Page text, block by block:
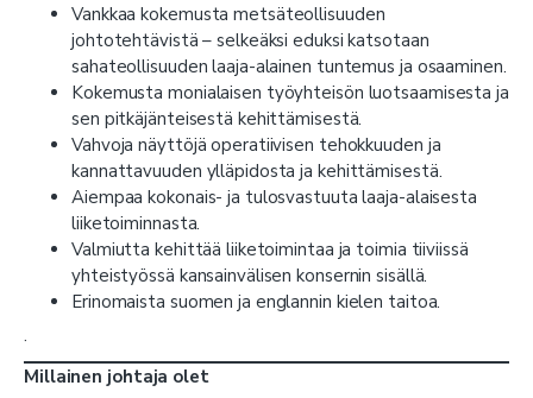
Vankkaa kokemusta metsäteollisuuden
johtotehtävistä – selkeäksi eduksi katsotaan
sahateollisuuden laaja-alainen tuntemus ja osaaminen.
Kokemusta monialaisen työyhteisön luotsaamisesta ja
sen pitkäjänteisestä kehittämisestä.
Vahvoja näyttöjä operatiivisen tehokkuuden ja
kannattavuuden ylläpidosta ja kehittämisestä.
Aiempaa kokonais- ja tulosvastuuta laaja-alaisesta
liiketoiminnasta.
Valmiutta kehittää liiketoimintaa ja toimia tiiviissä
yhteistyössä kansainvälisen konsernin sisällä.
Erinomaista suomen ja englannin kielen taitoa.
·
Millainen johtaja olet